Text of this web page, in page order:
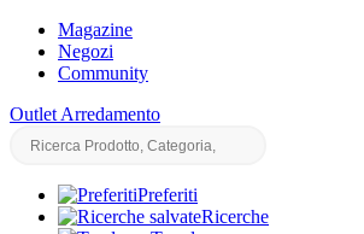
Magazine
Negozi
Community
Outlet Arredamento
Preferiti
Ricerche